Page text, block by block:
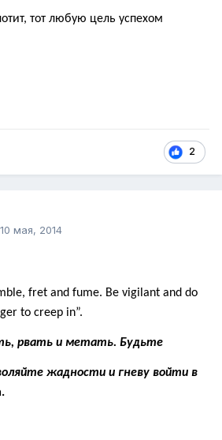
тот любую цель успехом
2
10 мая, 2014
fret and fume. Be vigilant and do
to creep in”.
рвать и метать. Будьте
жадности и гневу войти в